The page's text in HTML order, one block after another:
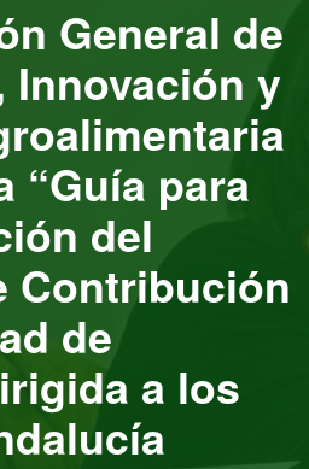
General de
Innovación y
“Guía para
del
Contribución
de
a los